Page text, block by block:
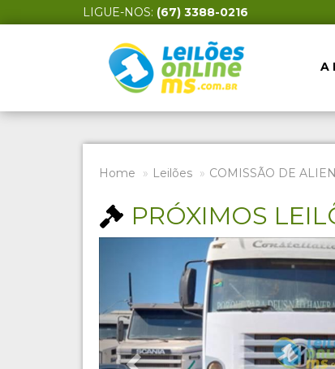
LIGUE-NOS: (67) 3388-0216
A
Home Leilões COMISSÃO DE
PRÓXIMOS